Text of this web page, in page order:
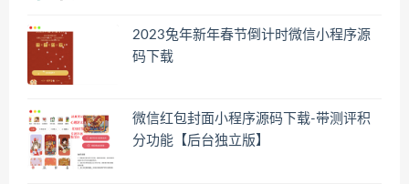
2023兔年新年春节倒计时微信小程序源
码下载
微信红包封面小程序源码下载-带测评积
分功能【后台独立版】